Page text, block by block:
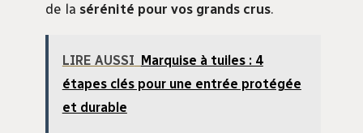
de la sérénité pour vos grands crus.
LIRE AUSSI Marquise à tuiles : 4
étapes clés pour une entrée protégée
et durable